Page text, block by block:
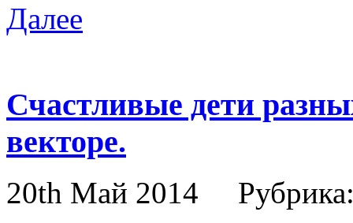
Далее
Счастливые дети
векторе.
20th Май 2014